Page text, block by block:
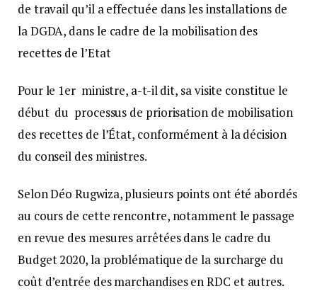
de travail qu’il a effectuée dans les installations de
la DGDA, dans le cadre de la mobilisation des
recettes de l’Etat
Pour le 1er ministre, a-t-il dit, sa visite constitue le
début du processus de priorisation de mobilisation
des recettes de l’État, conformément à la décision
du conseil des ministres.
Selon Déo Rugwiza, plusieurs points ont été abordés
au cours de cette rencontre, notamment le passage
en revue des mesures arrêtées dans le cadre du
Budget 2020, la problématique de la surcharge du
coût d’entrée des marchandises en RDC et autres.